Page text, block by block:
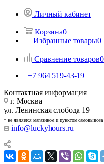
Личный кабинет
Корзина0
Избранные товары0
Сравнение товаров0
+7 964 519-43-19
Контактная информация
г. Москва
ул. Ленинская слобода 19
* не является магазином и пунктом самовывоза
info@luckyhours.ru